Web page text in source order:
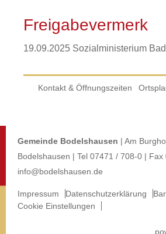
Freigabevermerk
19.09.2025 Sozialministerium
Kontakt & Öffnungszeiten
Gemeinde Bodelshausen | Am
Bodelshausen | Tel 07471 / 708-0 | Fax
info@bodelshausen.de
Impressum Datenschutzerklärung
Cookie Einstellungen
p